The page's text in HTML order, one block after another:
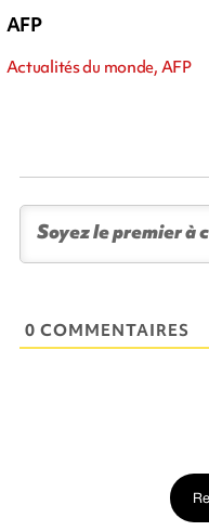
AFP
Actualités du monde, AFP
0 COMMENTAIRES